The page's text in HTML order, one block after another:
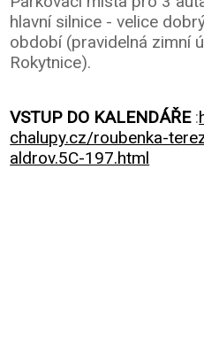
hlavní silnice - velice
období (pravidelná zimní
Rokytnice).
VSTUP DO KALENDÁŘE:
chalupy.cz/roubenka-
aldrov.5C-197.html